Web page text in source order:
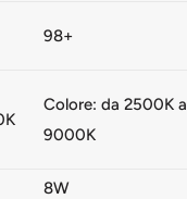
98+
Colore: da 2500K a
9000K
8W